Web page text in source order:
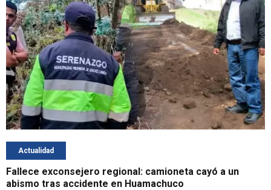
Actualidad
Fallece exconsejero regional: camioneta cayó a un
abismo tras accidente en Huamachuco